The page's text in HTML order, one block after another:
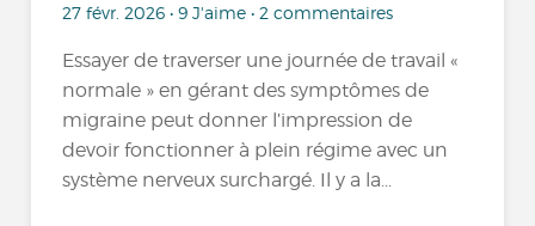
27 févr. 2026 • 9 J'aime • 2 commentaires
Essayer de traverser une journée de travail «
normale » en gérant des symptômes de
migraine peut donner l’impression de
devoir fonctionner à plein régime avec un
système nerveux surchargé. Il y a la...